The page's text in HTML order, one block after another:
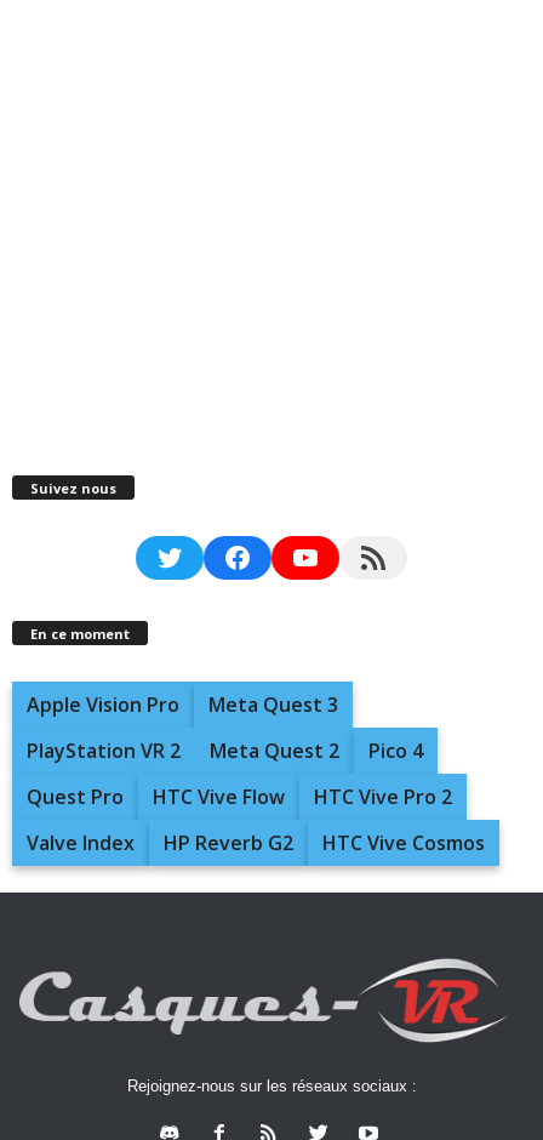
Suivez nous
TwitterFacebookYouTubeRSS Feed
En ce moment
Apple Vision Pro
Meta Quest 3
PlayStation VR 2
Meta Quest 2
Pico 4
Quest Pro
HTC Vive Flow
HTC Vive Pro 2
Valve Index
HP Reverb G2 HTC Vive Cosmos
Rejoignez-nous sur les réseaux sociaux :